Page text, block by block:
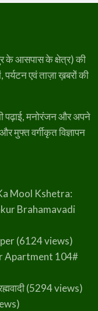
के आसपास के क्षेत्र) की
पर्यटन एवं ताज़ा ख़बरों की
पढ़ाई, मनोरंजन और अपने
मुफ्त वर्गीकृत विज्ञापन
Mool Kshetra:
Brahamavadi
(6124 views)
Apartment 104#
(5294 views)